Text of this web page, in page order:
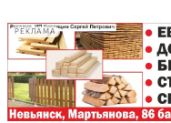
РЕКЛАМА